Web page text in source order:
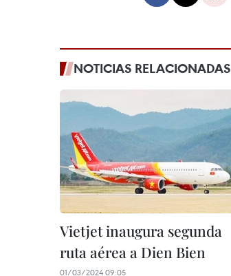
NOTICIAS RELACIONADAS
Vietjet inaugura segunda
ruta aérea a Dien Bien
01/03/2024 09:05